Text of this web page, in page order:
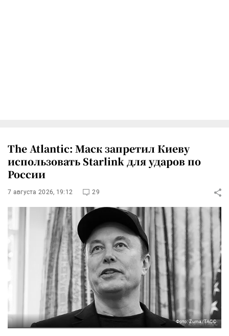
The Atlantic: Маск запретил Киеву
использовать Starlink для ударов по
России
7 августа 2026, 19:12 29
Фото: Zuma/ТАСС